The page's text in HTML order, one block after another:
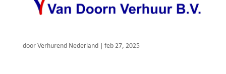
door Verhurend Nederland feb 27, 2025